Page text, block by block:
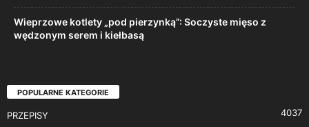
Wieprzowe kotlety „pod pierzynką”: Soczyste mięso z
wędzonym serem i kiełbasą
POPULARNE KATEGORIE
PRZEPISY 4037